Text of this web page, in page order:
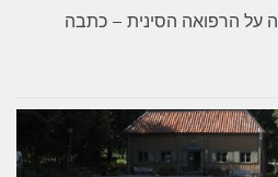
על הרפואה הסינית – כתבה